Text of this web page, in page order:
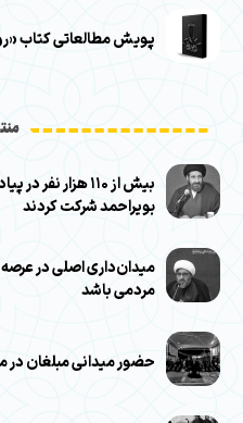
پویش مطالعاتی کتاب
بیش از ۱۱۰ هزار
بویراحمد شرکت کردند
میدان‌داری اصلی در
مردمی باشد
حضور میدانی مبلغان در